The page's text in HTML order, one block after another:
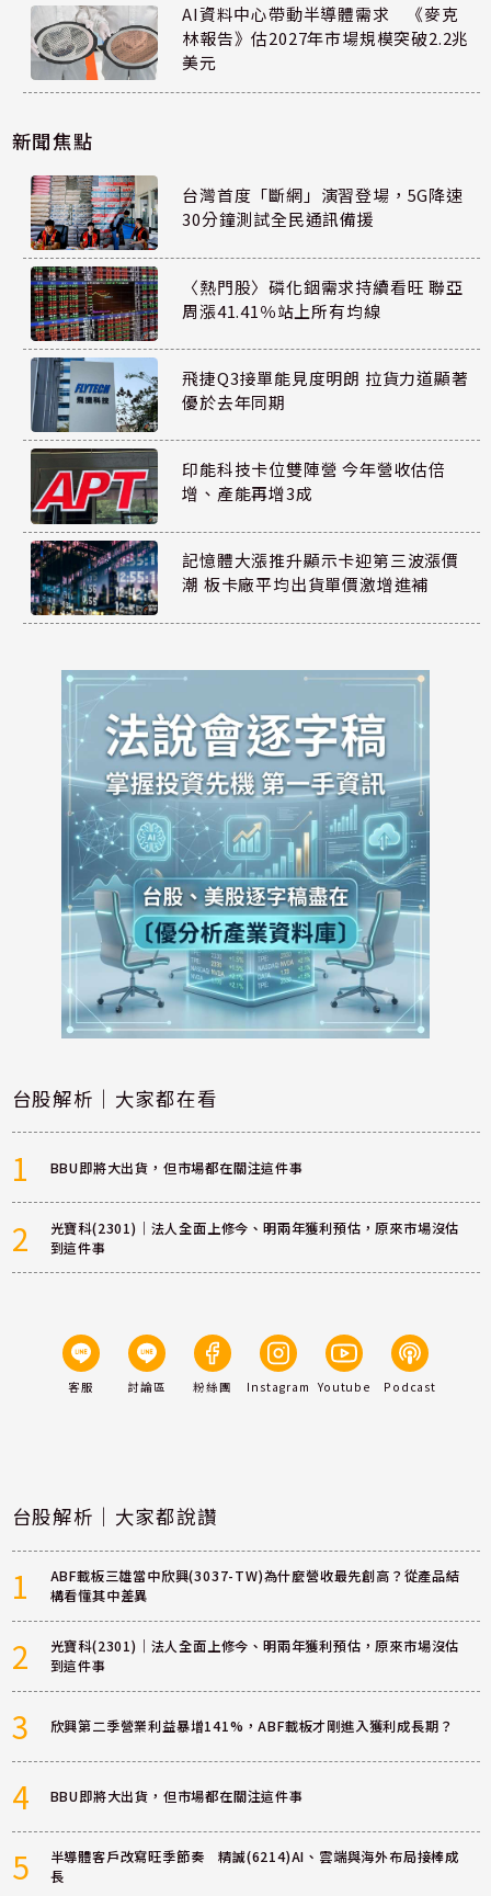
AI資料中心帶動半導體需求 《麥克
林報告》估2027年市場規模突破2.2兆
美元
新聞焦點
台灣首度「斷網」演習登場，5G降速
30分鐘測試全民通訊備援
〈熱門股〉磷化銦需求持續看旺 聯亞
周漲41.41％站上所有均線
飛捷Q3接單能見度明朗 拉貨力道顯著
優於去年同期
印能科技卡位雙陣營 今年營收估倍
增、產能再增3成
記憶體大漲推升顯示卡迎第三波漲價
潮 板卡廠平均出貨單價激增進補
台股解析｜大家都在看
1 BBU即將大出貨，但市場都在關注這件事
2
光寶科(2301)｜法人全面上修今、明兩年獲利預估，原來市場沒估
到這件事
客服 討論區 粉絲團 Instagram Youtube Podcast
台股解析｜大家都說讚
1
ABF載板三雄當中欣興(3037-TW)為什麼營收最先創高？從產品結
構看懂其中差異
2
光寶科(2301)｜法人全面上修今、明兩年獲利預估，原來市場沒估
到這件事
3 欣興第二季營業利益暴增141%，ABF載板才剛進入獲利成長期？
4 BBU即將大出貨，但市場都在關注這件事
5
半導體客戶改寫旺季節奏 精誠(6214)AI、雲端與海外布局接棒成
長